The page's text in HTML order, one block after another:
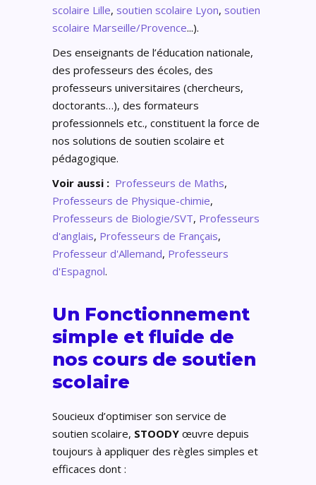
scolaire Lille, soutien scolaire Lyon, soutien
scolaire Marseille/Provence...).
Des enseignants de l’éducation nationale,
des professeurs des écoles, des
professeurs universitaires (chercheurs,
doctorants…), des formateurs
professionnels etc., constituent la force de
nos solutions de soutien scolaire et
pédagogique.
Voir aussi : Professeurs de Maths,
Professeurs de Physique-chimie,
Professeurs de Biologie/SVT, Professeurs
d'anglais, Professeurs de Français,
Professeur d'Allemand, Professeurs
d'Espagnol.
Un Fonctionnement
simple et fluide de
nos cours de soutien
scolaire
Soucieux d’optimiser son service de
soutien scolaire, STOODY œuvre depuis
toujours à appliquer des règles simples et
efficaces dont :